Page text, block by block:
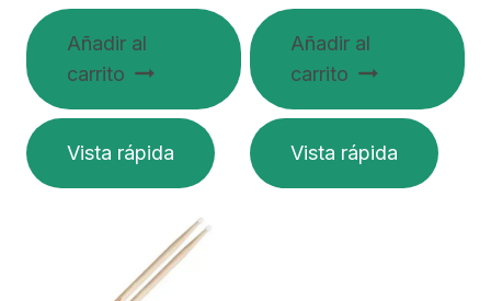
Añadir al
carrito
Vista rápida
Añadir al
carrito
Vista rápida